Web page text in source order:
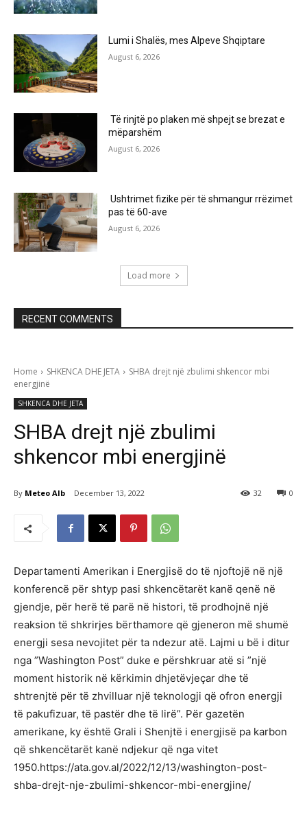
Lumi i Shalës, mes Alpeve Shqiptare
August 6, 2026
Të rinjtë po plaken më shpejt se brezat e
mëparshëm
August 6, 2026
Ushtrimet fizike për të shmangur rrëzimet
pas të 60-ave
August 6, 2026
Load more
RECENT COMMENTS